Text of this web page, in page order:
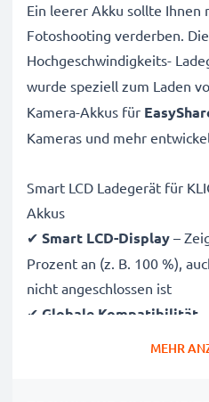
Ein leerer Akku sollte Ihnen
Fotoshooting verderben.
Hochgeschwindigkeits-
wurde speziell zum Laden
Kamera-Akkus für
Kameras und mehr
Smart LCD Ladegerät für
Akkus
✔ Smart LCD-Display –
Prozent an (z. B. 100 %),
nicht angeschlossen ist
✔ Globale Kompatibilität
MEHR